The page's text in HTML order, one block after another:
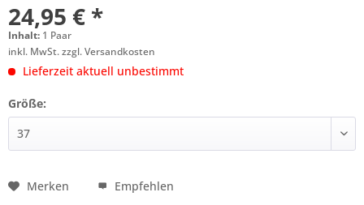
24,95 € *
Inhalt: 1 Paar
inkl. MwSt.zzgl. Versandkosten
Lieferzeit aktuell unbestimmt
Größe:
Merken Empfehlen